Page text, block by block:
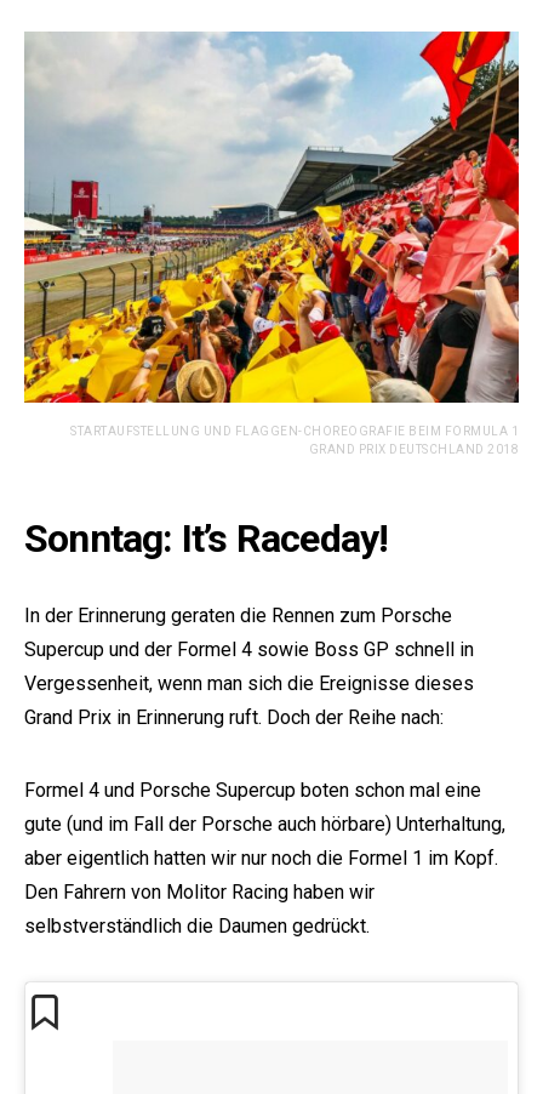
STARTAUFSTELLUNG UND FLAGGEN-CHOREOGRAFIE BEIM FORMULA 1
GRAND PRIX DEUTSCHLAND 2018
Sonntag: It’s Raceday!
In der Erinnerung geraten die Rennen zum Porsche
Supercup und der Formel 4 sowie Boss GP schnell in
Vergessenheit, wenn man sich die Ereignisse dieses
Grand Prix in Erinnerung ruft. Doch der Reihe nach:
Formel 4 und Porsche Supercup boten schon mal eine
gute (und im Fall der Porsche auch hörbare) Unterhaltung,
aber eigentlich hatten wir nur noch die Formel 1 im Kopf.
Den Fahrern von Molitor Racing haben wir
selbstverständlich die Daumen gedrückt.